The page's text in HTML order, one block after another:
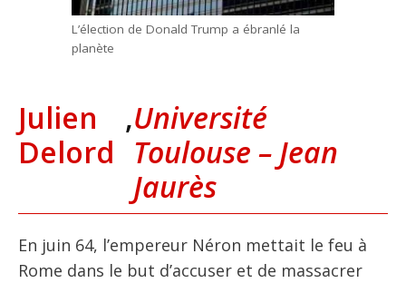
L’élection de Donald Trump a ébranlé la
planète
Julien
Delord
,Université
Toulouse – Jean
Jaurès
En juin 64, l’empereur Néron mettait le feu à
Rome dans le but d’accuser et de massacrer